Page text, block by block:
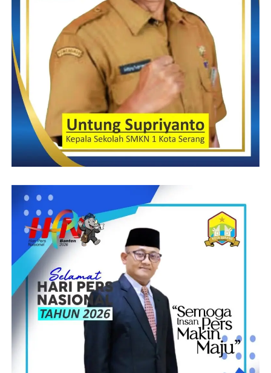
Dari usulan tersebut harus sudah lengkap dengan proposalnya
dan terinventarisir oleh panitia musrenbang tingkat desa pada tgl
25 Januari 2023 yg selanjutnya untuk dilakukan penginputan
usulan pada SIPD. Tutupnya.
Rudi:Haryanto
Post Views: 18